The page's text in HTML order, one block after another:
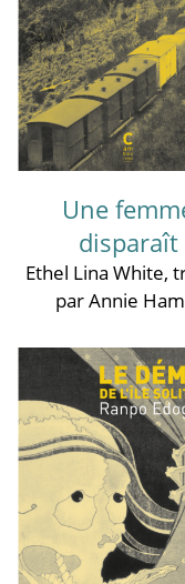
Une
disparaît
Ethel Lina White,
par Annie